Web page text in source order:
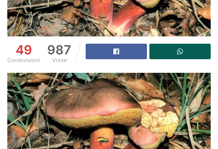
49
Condivisioni
987
Visite